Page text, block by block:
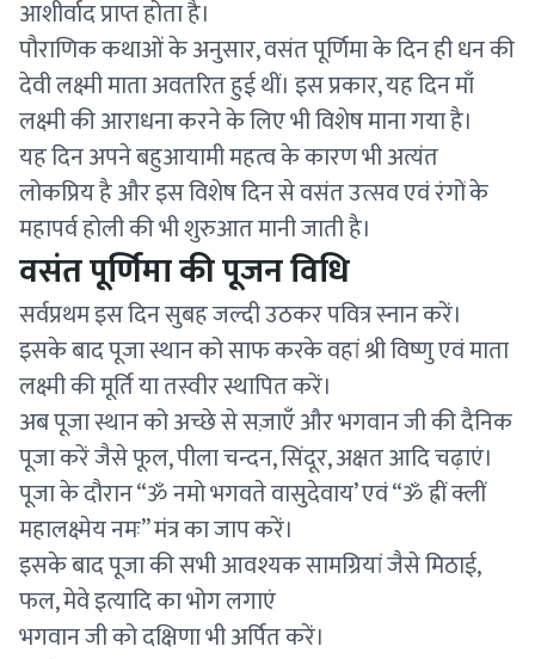
आशीर्वाद प्राप्त होता है।
पौराणिक कथाओं के अनुसार, वसंत पूर्णिमा के दिन ही धन की
देवी लक्ष्मी माता अवतरित हुई थीं। इस प्रकार, यह दिन माँ
लक्ष्मी की आराधना करने के लिए भी विशेष माना गया है।
यह दिन अपने बहुआयामी महत्व के कारण भी अत्यंत
लोकप्रिय है और इस विशेष दिन से वसंत उत्सव एवं रंगों के
महापर्व होली की भी शुरुआत मानी जाती है।
वसंत पूर्णिमा की पूजन विधि
सर्वप्रथम इस दिन सुबह जल्दी उठकर पवित्र स्नान करें।
इसके बाद पूजा स्थान को साफ करके वहां श्री विष्णु एवं माता
लक्ष्मी की मूर्ति या तस्वीर स्थापित करें।
अब पूजा स्थान को अच्छे से सज़ाएँ और भगवान जी की दैनिक
पूजा करें जैसे फूल, पीला चन्दन, सिंदूर, अक्षत आदि चढ़ाएं।
पूजा के दौरान “ॐ नमो भगवते वासुदेवाय’ एवं “ॐ ह्रीं क्लीं
महालक्ष्मेय नमः” मंत्र का जाप करें।
इसके बाद पूजा की सभी आवश्यक सामग्रियां जैसे मिठाई,
फल, मेवे इत्यादि का भोग लगाएं
भगवान जी को दक्षिणा भी अर्पित करें।